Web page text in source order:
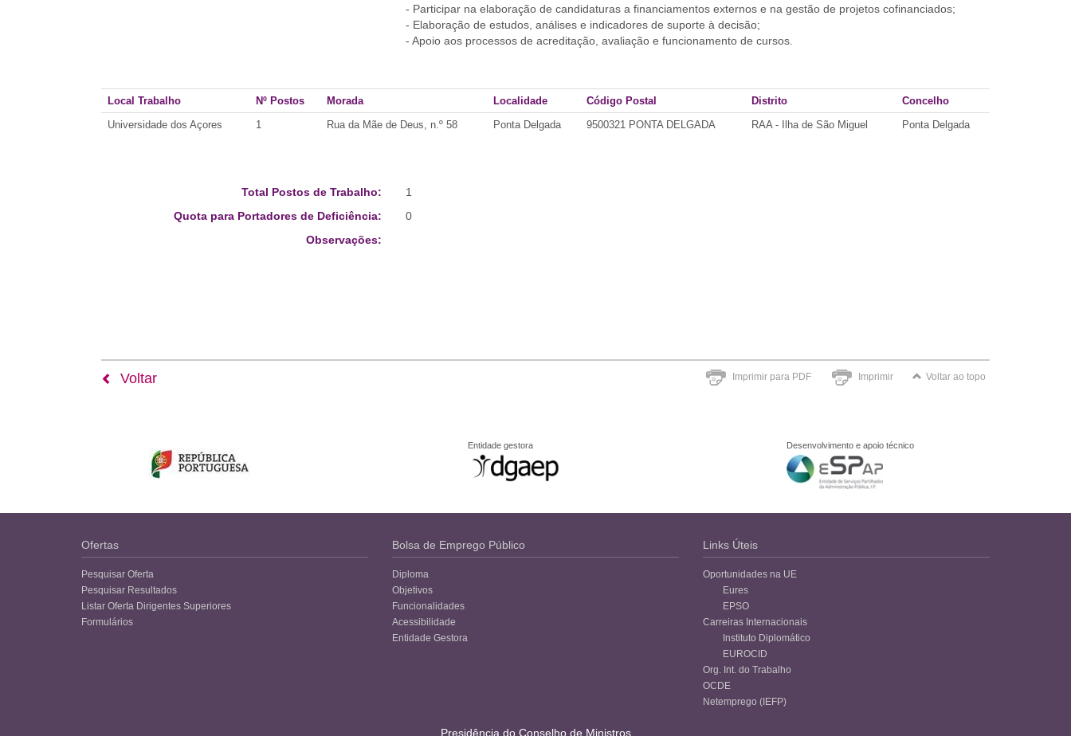
- Participar na elaboração de candidaturas a financiamentos externos e na gestão de projetos cofinanciados;
- Elaboração de estudos, análises e indicadores de suporte à decisão;
- Apoio aos processos de acreditação, avaliação e funcionamento de cursos.
Local Trabalho Nº Postos Morada Localidade Código Postal Distrito
Concelho
Universidade dos Açores
1 Rua da Mãe de Deus, n.º 58 Ponta Delgada 9500321 PONTA DELGADA RAA - Ilha de São Miguel Ponta Delgada
Total Postos de Trabalho:
1
Quota para Portadores de Deficiência:
0
Observações:
Imprimir para PDF Imprimir Voltar ao topo
Voltar
Entidade gestora Desenvolvimento e apoio técnico
Ofertas
Pesquisar Oferta
Pesquisar Resultados
Listar Oferta Dirigentes Superiores
Formulários
Bolsa de Emprego Público
Diploma
Objetivos
Funcionalidades
Acessibilidade
Entidade Gestora
Links Úteis
Oportunidades na UE
Eures
EPSO
Carreiras Internacionais
Instituto Diplomático
EUROCID
Org. Int. do Trabalho
OCDE
Netemprego (IEFP)
Presidência do Conselho de Ministros